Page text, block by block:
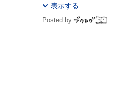
表示する
Posted by